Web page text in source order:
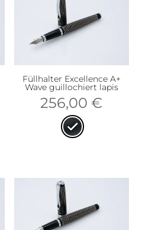
Füllhalter Excellence A+
Wave guillochiert lapis
256,00€